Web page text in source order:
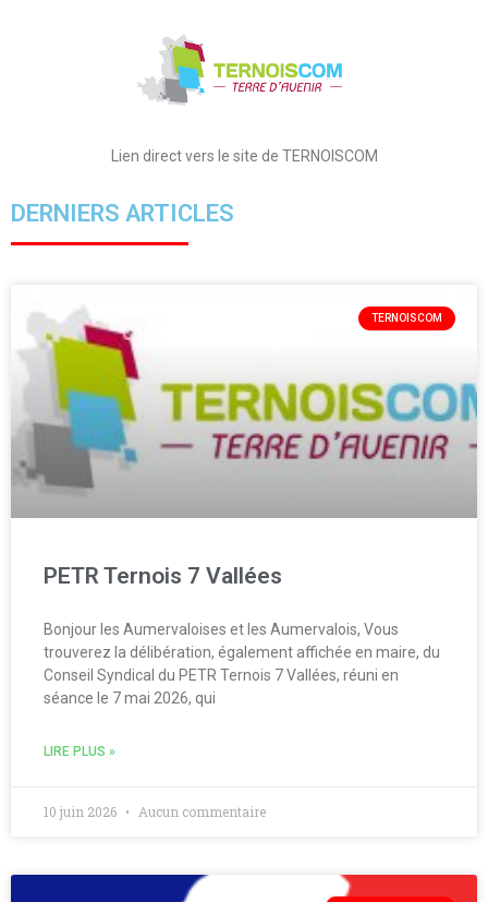
Lien direct vers le site de TERNOISCOM
DERNIERS ARTICLES
TERNOISCOM
PETR Ternois 7 Vallées
Bonjour les Aumervaloises et les Aumervalois, Vous
trouverez la délibération, également affichée en maire, du
Conseil Syndical du PETR Ternois 7 Vallées, réuni en
séance le 7 mai 2026, qui
LIRE PLUS »
10 juin 2026 Aucun commentaire